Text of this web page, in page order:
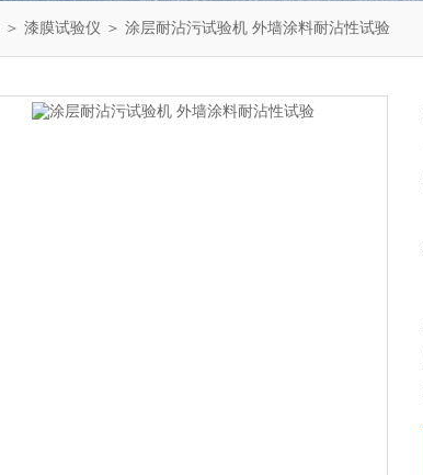
＞ 漆膜试验仪 ＞ 涂层耐沾污试验机 外墙涂料耐沾性试验